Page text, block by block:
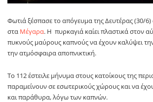
Φωτιά ξέσπασε το απόγευμα της Δευτέρας (30/6)
στα Μέγαρα. Η πυρκαγιά καίει πλαστικά στον
πυκνούς μαύρους καπνούς να έχουν καλύψει
την ατμόσφαιρα αποπνικτική.
Το 112 έστειλε μήνυμα στους κατοίκους της
παραμείνουν σε εσωτερικούς χώρους και να
και παράθυρα, λόγω των καπνών.